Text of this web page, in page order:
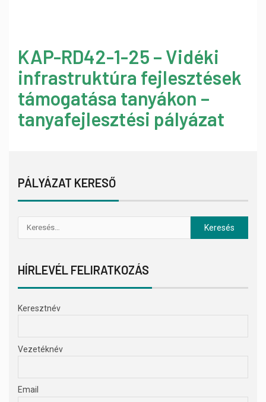
KAP-RD42-1-25 – Vidéki
infrastruktúra fejlesztések
támogatása tanyákon –
tanyafejlesztési pályázat
PÁLYÁZAT KERESŐ
HÍRLEVÉL FELIRATKOZÁS
Keresztnév
Vezetéknév
Email